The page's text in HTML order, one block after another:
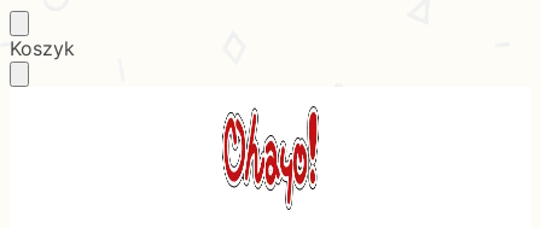
Skip
to
Skip
to
Koszyk